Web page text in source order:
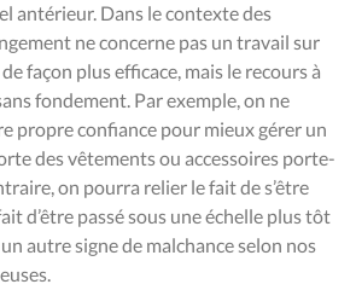
antérieur. Dans le contexte des
ne concerne pas un travail sur
façon plus efficace, mais le recours à
fondement. Par exemple, on ne
propre confiance pour mieux gérer un
des vêtements ou accessoires porte-
on pourra relier le fait de s’être
d’être passé sous une échelle plus tôt
autre signe de malchance selon nos